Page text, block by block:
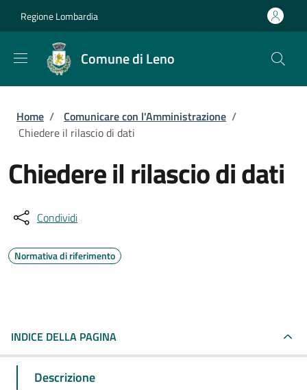
Regione Lombardia
Comune di Leno
Briciole di pane
Home / Comunicare con l'Amministrazione /
Chiedere il rilascio di dati
Chiedere il rilascio di dati
Condividi
Normativa di riferimento
INDICE DELLA PAGINA
Descrizione